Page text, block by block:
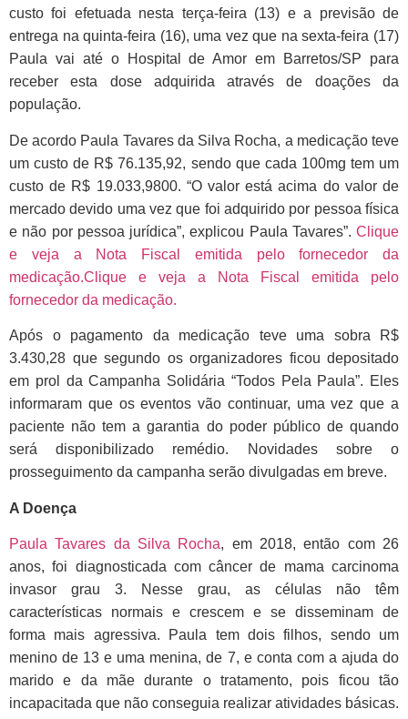
custo foi efetuada nesta terça-feira (13) e a previsão de
entrega na quinta-feira (16), uma vez que na sexta-feira (17)
Paula vai até o Hospital de Amor em Barretos/SP para
receber esta dose adquirida através de doações da
população.
De acordo Paula Tavares da Silva Rocha, a medicação teve
um custo de R$ 76.135,92, sendo que cada 100mg tem um
custo de R$ 19.033,9800. “O valor está acima do valor de
mercado devido uma vez que foi adquirido por pessoa física
e não por pessoa jurídica”, explicou Paula Tavares”. Clique
e veja a Nota Fiscal emitida pelo fornecedor da
medicação.Clique e veja a Nota Fiscal emitida pelo
fornecedor da medicação.
Após o pagamento da medicação teve uma sobra R$
3.430,28 que segundo os organizadores ficou depositado
em prol da Campanha Solidária “Todos Pela Paula”. Eles
informaram que os eventos vão continuar, uma vez que a
paciente não tem a garantia do poder público de quando
será disponibilizado remédio. Novidades sobre o
prosseguimento da campanha serão divulgadas em breve.
A Doença
Paula Tavares da Silva Rocha, em 2018, então com 26
anos, foi diagnosticada com câncer de mama carcinoma
invasor grau 3. Nesse grau, as células não têm
características normais e crescem e se disseminam de
forma mais agressiva. Paula tem dois filhos, sendo um
menino de 13 e uma menina, de 7, e conta com a ajuda do
marido e da mãe durante o tratamento, pois ficou tão
incapacitada que não conseguia realizar atividades básicas.